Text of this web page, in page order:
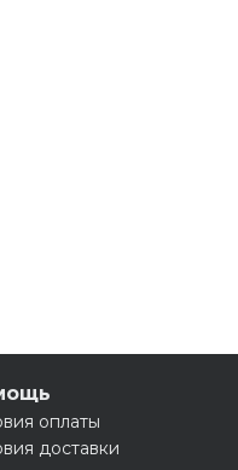
оплаты
доставки